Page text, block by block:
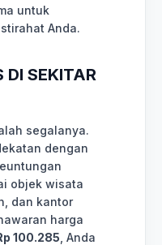
untuk
Anda.
DI SEKITAR
segalanya.
dengan
objek wisata
dan kantor
harga
100.285 , Anda